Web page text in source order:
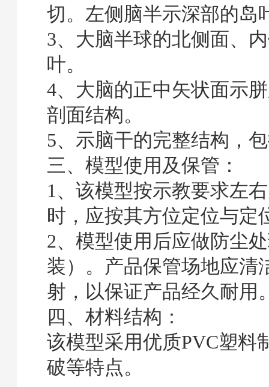
切。左侧脑半示深部的岛
3、大脑半球的北侧面、
叶。
4、大脑的正中矢状面示
剖面结构。
5、示脑干的完整结构，
三、模型使用及保管：
1、该模型按示教要求左
时，应按其方位定位与定
2、模型使用后应做防尘
装）。产品保管场地应清
射，以保证产品经久耐用
四、材料结构：
该模型采用优质PVC塑料
破等特点。